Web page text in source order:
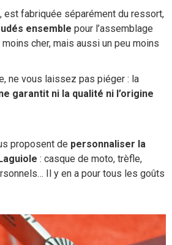
est fabriquée séparément du ressort,
ensemble pour l’assemblage
moins cher, mais aussi un peu moins
ne vous laissez pas piéger : la
garantit ni la qualité ni l’origine
proposent de personnaliser la
: casque de moto, trèfle,
Il y en a pour tous les goûts